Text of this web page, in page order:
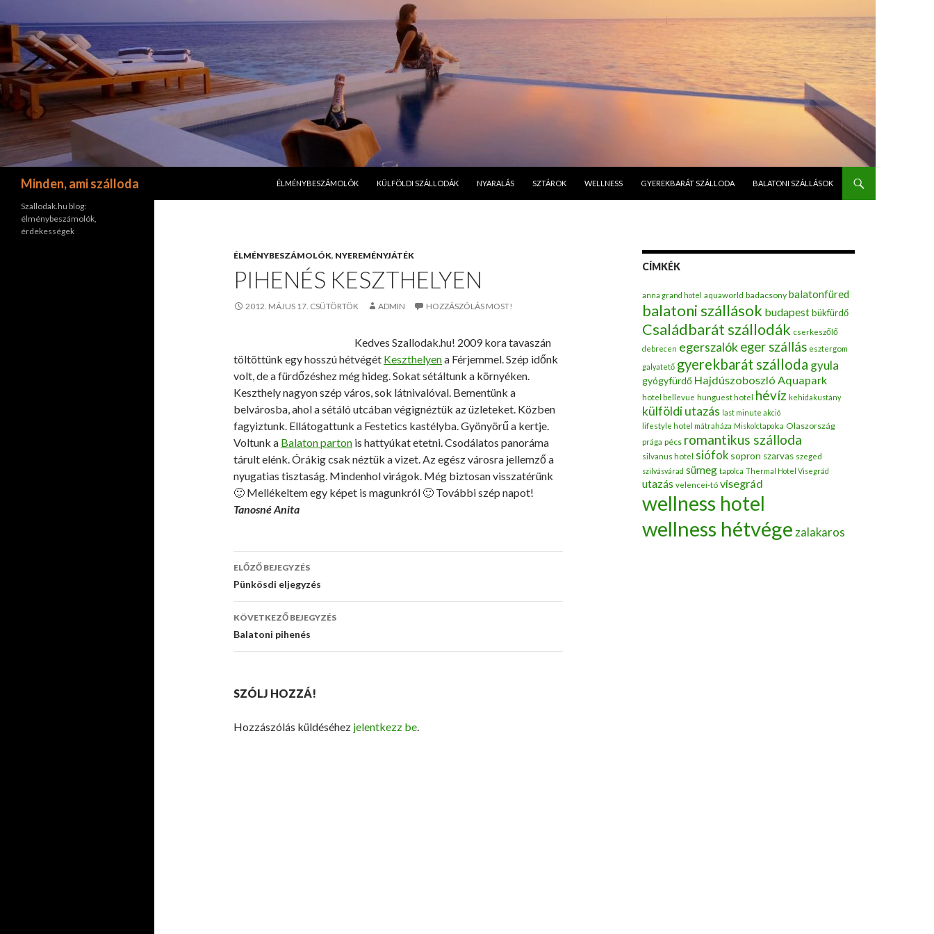
Minden, ami szálloda
ÉLMÉNYBESZÁMOLÓK
KÜLFÖLDI SZÁLLODÁK NYARALÁS SZTÁROK WELLNESS GYEREKBARÁT SZÁLLODA BALATONI SZÁLLÁSOK
ÉLMÉNYBESZÁMOLÓK, NYEREMÉNYJÁTÉK
PIHENÉS KESZTHELYEN
2012. MÁJUS 17. CSÜTÖRTÖK ADMIN HOZZÁSZÓLÁS MOST!
Kedves Szallodak.hu! 2009 kora tavaszán
töltöttünk egy hosszú hétvégét Keszthelyena Férjemmel. Szép időnk
volt, de a fürdőzéshez még hideg. Sokat sétáltunk a környéken.
Keszthely nagyon szép város, sok látnivalóval. Bementünk a
belvárosba, ahol a sétáló utcában végignéztük az üzleteket. Közben
fagyiztunk. Ellátogattunk a Festetics kastélyba. Gyönyörű a kertje.
Voltunk a Balaton parton is hattyúkat etetni. Csodálatos panoráma
tárult elénk. Órákig csak néztük a vizet. Az egész városra jellemző a
nyugatias tisztaság. Mindenhol virágok. Még biztosan visszatérünk
🙂 Mellékeltem egy képet is magunkról 🙂 További szép napot!
Tanosné Anita
Bejegyzés
navigáció
ELŐZŐ BEJEGYZÉS
Pünkösdi eljegyzés
KÖVETKEZŐ BEJEGYZÉS
Balatoni pihenés
SZÓLJ HOZZÁ!
Hozzászólás küldéséhez jelentkezz be.
CÍMKÉK
anna grand hotel aquaworld badacsony balatonfüred
balatoni szállások budapestbükfürdő
Családbarát szállodák cserkeszőlő
debrecen egerszalókeger szállás esztergom
galyatető gyerekbarát szálloda gyula
gyógyfürdő Hajdúszoboszló Aquapark
hotel bellevue hunguest hotel hévíz kehidakustány
külföldi utazás last minute akció
lifestyle hotel mátraháza Miskolctapolca Olaszország
prága pécs romantikus szálloda
silvanus hotel siófok sopron szarvas szeged
szilvásvárad sümeg tapolca Thermal Hotel Visegrád
utazás velencei-tó visegrád
wellness hotel
wellness hétvége zalakaros
Szallodak.hu blog:
élménybeszámolók,
érdekességek